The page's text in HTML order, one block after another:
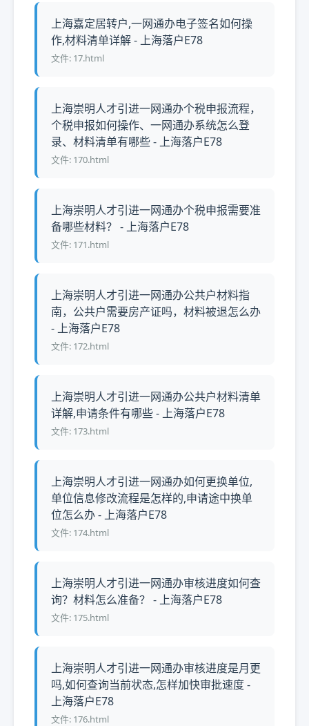
上海嘉定居转户,一网通办电子签名如何操
作,材料清单详解 - 上海落户E78
文件: 17.html
上海崇明人才引进一网通办个税申报流程，
个税申报如何操作、一网通办系统怎么登
录、材料清单有哪些 - 上海落户E78
文件: 170.html
上海崇明人才引进一网通办个税申报需要准
备哪些材料？ - 上海落户E78
文件: 171.html
上海崇明人才引进一网通办公共户材料指
南，公共户需要房产证吗，材料被退怎么办
- 上海落户E78
文件: 172.html
上海崇明人才引进一网通办公共户材料清单
详解,申请条件有哪些 - 上海落户E78
文件: 173.html
上海崇明人才引进一网通办如何更换单位,
单位信息修改流程是怎样的,申请途中换单
位怎么办 - 上海落户E78
文件: 174.html
上海崇明人才引进一网通办审核进度如何查
询？材料怎么准备？ - 上海落户E78
文件: 175.html
上海崇明人才引进一网通办审核进度是月更
吗,如何查询当前状态,怎样加快审批速度 -
上海落户E78
文件: 176.html